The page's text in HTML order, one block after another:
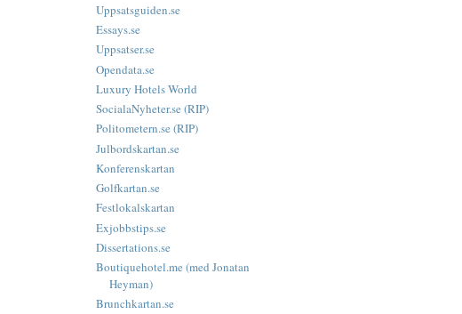
Uppsatsguiden.se
Essays.se
Uppsatser.se
Opendata.se
Luxury Hotels World
SocialaNyheter.se (RIP)
Politometern.se (RIP)
Julbordskartan.se
Konferenskartan
Golfkartan.se
Festlokalskartan
Exjobbstips.se
Dissertations.se
Boutiquehotel.me (med Jonatan
Heyman)
Brunchkartan.se